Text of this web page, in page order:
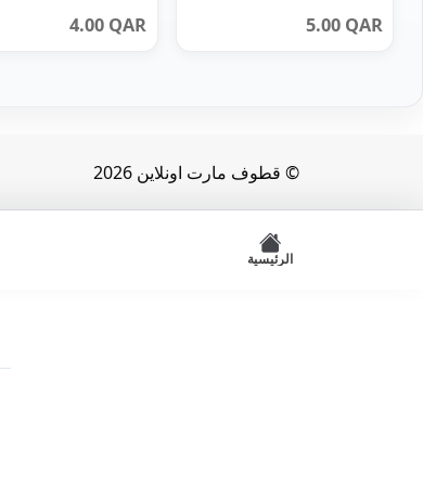
5.00 QAR
4.00 QAR
© قطوف مارت اونلاين 2026
الرئيسية